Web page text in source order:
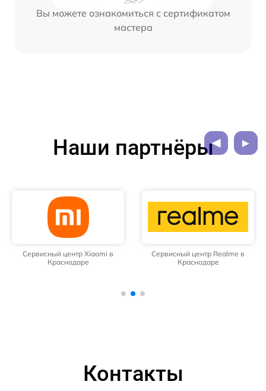
Вы можете ознакомиться с сертификатом
мастера
Наши партнёры
Сервисный центр Xiaomi в
Краснодаре
Сервисный центр Realme в
Краснодаре
Контакты